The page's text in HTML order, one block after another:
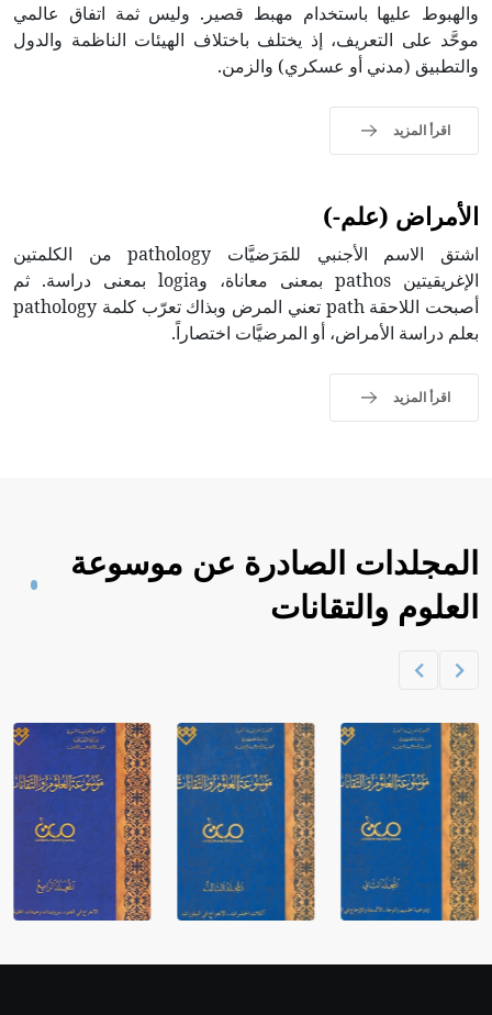
والهبوط عليها باستخدام مهبط قصير. وليس ثمة اتفاق عالمي
موحَّد على التعريف، إذ يختلف باختلاف الهيئات الناظمة والدول
والتطبيق (مدني أو عسكري) والزمن.
اقرأ المزيد
الأمراض (علم-)
اشتق الاسم الأجنبي للمَرَضيَّات pathology من الكلمتين
الإغريقيتين pathos بمعنى معاناة، وlogia بمعنى دراسة. ثم
أصبحت اللاحقة path تعني المرض وبذاك تعرّب كلمة pathology
بعلم دراسة الأمراض، أو المرضيَّات اختصاراً.
اقرأ المزيد
المجلدات الصادرة عن موسوعة
العلوم والتقانات